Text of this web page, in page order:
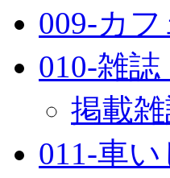
009-カ
010-雑
掲載
011-車